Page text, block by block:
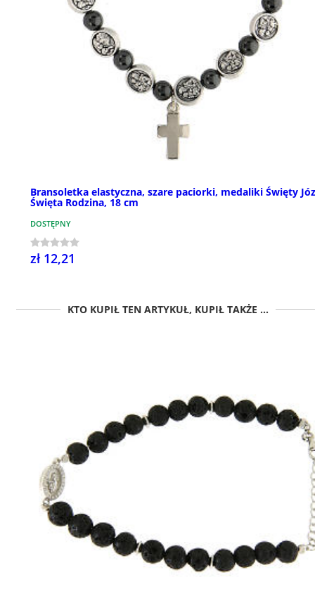
Bransoletka elastyczna, szare paciorki, medaliki Święty
Święta Rodzina, 18 cm
DOSTĘPNY
zł 12,21
KTO KUPIŁ TEN ARTYKUŁ, KUPIŁ TAKŻE ...